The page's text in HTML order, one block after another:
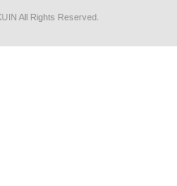
All Rights Reserved.